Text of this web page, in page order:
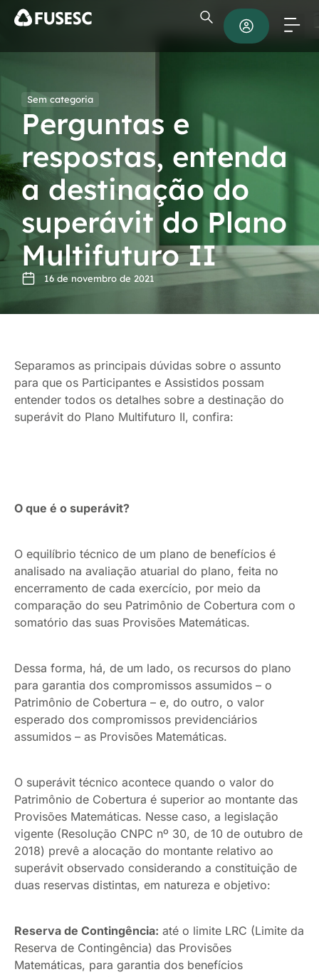
Sem categoria
Perguntas e
respostas, entenda
a destinação do
superávit do Plano
Multifuturo II
16 de novembro de 2021
Separamos as principais dúvidas sobre o assunto
para que os Participantes e Assistidos possam
entender todos os detalhes sobre a destinação do
superávit do Plano Multifuturo II, confira:
O que é o superávit?
O equilíbrio técnico de um plano de benefícios é
analisado na avaliação atuarial do plano, feita no
encerramento de cada exercício, por meio da
comparação do seu Patrimônio de Cobertura com o
somatório das suas Provisões Matemáticas.
Dessa forma, há, de um lado, os recursos do plano
para garantia dos compromissos assumidos – o
Patrimônio de Cobertura – e, do outro, o valor
esperado dos compromissos previdenciários
assumidos – as Provisões Matemáticas.
O superávit técnico acontece quando o valor do
Patrimônio de Cobertura é superior ao montante das
Provisões Matemáticas. Nesse caso, a legislação
vigente (Resolução CNPC nº 30, de 10 de outubro de
2018) prevê a alocação do montante relativo ao
superávit observado considerando a constituição de
duas reservas distintas, em natureza e objetivo:
Reserva de Contingência: até o limite LRC (Limite da
Reserva de Contingência) das Provisões
Matemáticas, para garantia dos benefícios